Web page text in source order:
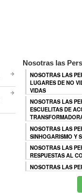
Nosotras las
NOSOTRAS LAS
LUGARES DE NO
VIDAS
NOSOTRAS LAS
ESCUELITAS DE
NOSOTRAS LAS
SINHOGARISMO Y
NOSOTRAS LAS
RESPUESTAS AL
NOSOTRAS LAS